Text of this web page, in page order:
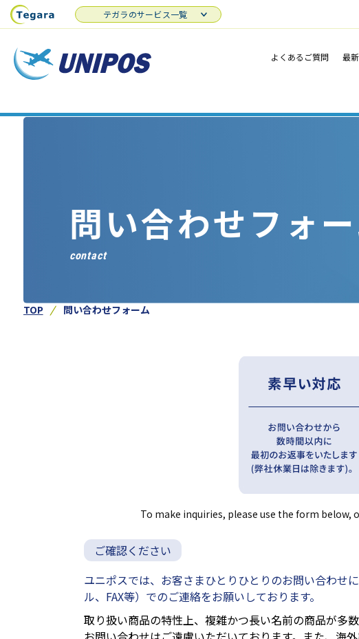
よくあるご質問 最
テガラのサービス一覧
問い合わせフォ
contact
TOP 問い合わせフォーム
To make inquiries, please use the form
ご確認ください
ユニポスでは、お客さまひとりひとりのお問い合わせ
ル、FAX等）でのご連絡をお願いしております。
取り扱い商品の特性上、複雑かつ長い名前の商品が多